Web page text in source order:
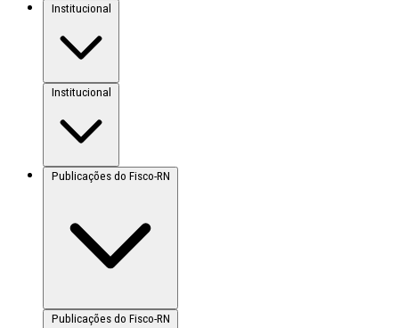
Institucional
Institucional
Publicações do Fisco-RN
Publicações do Fisco-RN